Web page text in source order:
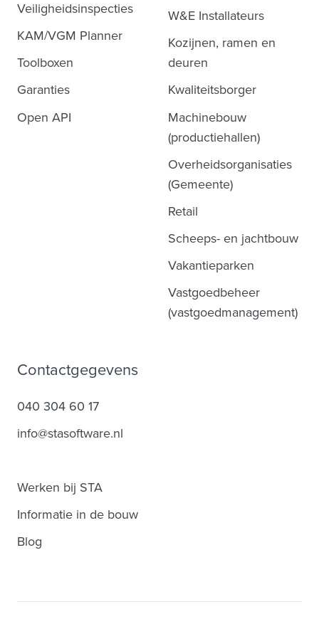
Veiligheidsinspecties
KAM/VGM Planner
Toolboxen
Garanties
Open API
W&E Installateurs
Kozijnen, ramen en
deuren
Kwaliteitsborger
Machinebouw
(productiehallen)
Overheidsorganisaties
(Gemeente)
Retail
Scheeps- en jachtbouw
Vakantieparken
Vastgoedbeheer
(vastgoedmanagement)
Contactgegevens
040 304 60 17
info@stasoftware.nl
Werken bij STA
Informatie in de bouw
Blog